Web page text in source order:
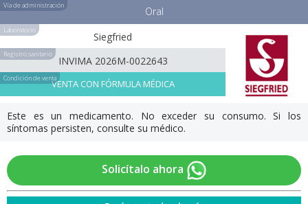
Vía de administración Oral
Laboratorio
Siegfried
Registro sanitario
INVIMA 2026M-0022643
Condición de ventaVENTA CON FÓRMULA MÉDICA
Este es un medicamento. No exceder su consumo. Si los
síntomas persisten, consulte su médico.
Solicítalo ahora